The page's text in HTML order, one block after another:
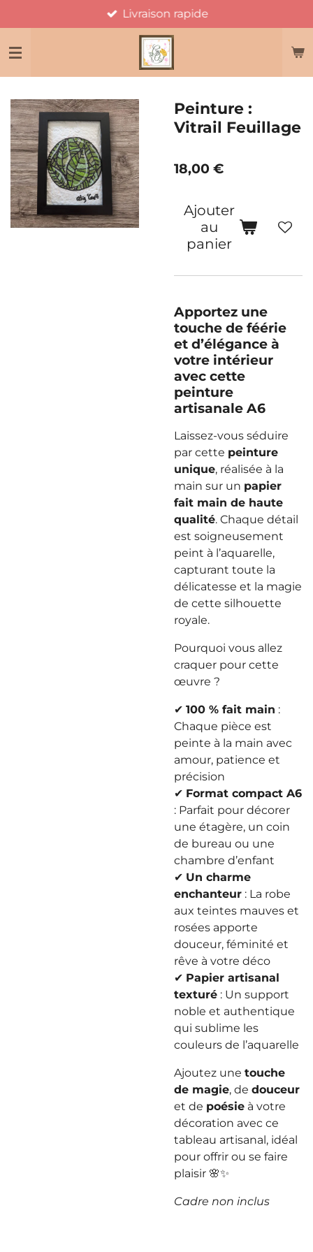
au
contenu
Livraison rapide
Peinture :
Vitrail Feuillage
18,00 €
Ajouter
au
panier
Apportez une
touche de féérie
et d’élégance à
votre intérieur
avec cette
peinture
artisanale A6
Laissez-vous séduire
par cette peinture
unique, réalisée à la
main sur un papier
fait main de haute
qualité. Chaque détail
est soigneusement
peint à l’aquarelle,
capturant toute la
délicatesse et la magie
de cette silhouette
royale.
Pourquoi vous allez
craquer pour cette
œuvre ?
✔ 100 % fait main :
Chaque pièce est
peinte à la main avec
amour, patience et
précision
✔ Format compact A6
: Parfait pour décorer
une étagère, un coin
de bureau ou une
chambre d’enfant
✔ Un charme
enchanteur : La robe
aux teintes mauves et
rosées apporte
douceur, féminité et
rêve à votre déco
✔ Papier artisanal
texturé : Un support
noble et authentique
qui sublime les
couleurs de l’aquarelle
Ajoutez une touche
de magie, de douceur
et de poésie à votre
décoration avec ce
tableau artisanal, idéal
pour offrir ou se faire
plaisir 🌸✨
Cadre non inclus